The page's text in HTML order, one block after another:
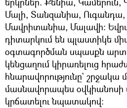
Մալի, Տանզանիա,
Մավրիտանիա, Մալավի։
դիտարկում են պլաստիկե
օգտագործման սպասքն
կենցաղում կիրառելուց
հնարավորությունը` շրջակա
մասնավորապես օվկիանոսի
կրճատելու նպատակով։